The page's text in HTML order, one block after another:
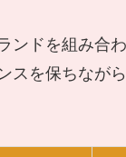
ンドを組み合わ
スを保ちなが